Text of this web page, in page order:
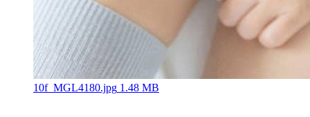
10f_MGL4180.jpg 1.48 MB